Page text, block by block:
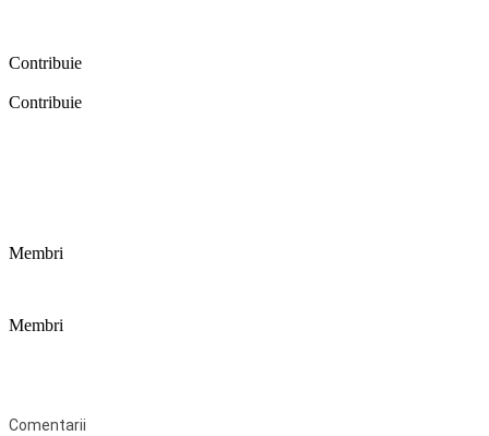
Contribuie
Contribuie
Membri
Membri
Comentarii